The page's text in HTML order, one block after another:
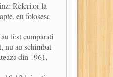
Referitor la
eu folosesc
fost cumparati
nu au schimbat
din 1961,